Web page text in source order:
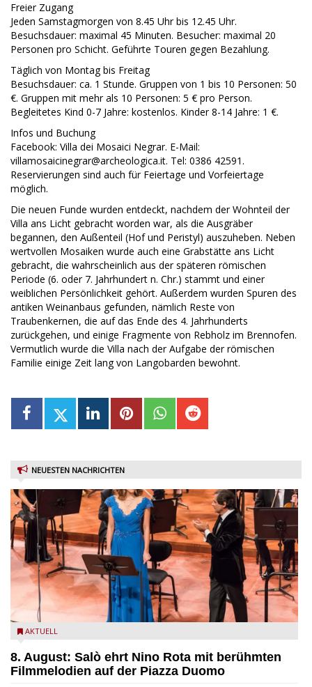
Freier Zugang
Jeden Samstagmorgen von 8.45 Uhr bis 12.45 Uhr.
Besuchsdauer: maximal 45 Minuten. Besucher: maximal 20
Personen pro Schicht. Geführte Touren gegen Bezahlung.
Täglich von Montag bis Freitag
Besuchsdauer: ca. 1 Stunde. Gruppen von 1 bis 10 Personen: 50
€. Gruppen mit mehr als 10 Personen: 5 € pro Person.
Begleitetes Kind 0-7 Jahre: kostenlos. Kinder 8-14 Jahre: 1 €.
Infos und Buchung
Facebook: Villa dei Mosaici Negrar. E-Mail:
villamosaicinegrar@archeologica.it. Tel: 0386 42591.
Reservierungen sind auch für Feiertage und Vorfeiertage
möglich.
Die neuen Funde wurden entdeckt, nachdem der Wohnteil der
Villa ans Licht gebracht worden war, als die Ausgräber
begannen, den Außenteil (Hof und Peristyl) auszuheben. Neben
wertvollen Mosaiken wurde auch eine Grabstätte ans Licht
gebracht, die wahrscheinlich aus der späteren römischen
Periode (6. oder 7. Jahrhundert n. Chr.) stammt und einer
weiblichen Persönlichkeit gehört. Außerdem wurden Spuren des
antiken Weinanbaus gefunden, nämlich Reste von
Traubenkernen, die auf das Ende des 4. Jahrhunderts
zurückgehen, und einige Fragmente von Rebholz im Brennofen.
Vermutlich wurde die Villa nach der Aufgabe der römischen
Familie einige Zeit lang von Langobarden bewohnt.
NEUESTEN NACHRICHTEN
Estate Musicale del Garda: Salò ehrt Nino Rota
AKTUELL
8. August: Salò ehrt Nino Rota mit berühmten
Filmmelodien auf der Piazza Duomo